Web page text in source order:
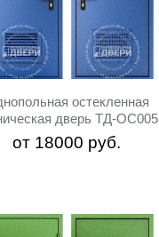
остекленная
дверь ТД-ОС005
от 18000 руб.